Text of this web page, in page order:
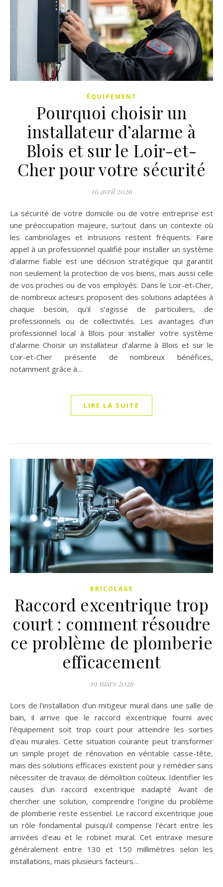
ÉQUIPEMENT
Pourquoi choisir un
installateur d’alarme à
Blois et sur le Loir-et-
Cher pour votre sécurité
16 avril 2026
La sécurité de votre domicile ou de votre entreprise est
une préoccupation majeure, surtout dans un contexte où
les cambriolages et intrusions restent fréquents. Faire
appel à un professionnel qualifié pour installer un système
d’alarme fiable est une décision stratégique qui garantit
non seulement la protection de vos biens, mais aussi celle
de vos proches ou de vos employés. Dans le Loir-et-Cher,
de nombreux acteurs proposent des solutions adaptées à
chaque besoin, qu’il s’agisse de particuliers, de
professionnels ou de collectivités. Les avantages d’un
professionnel local à Blois pour installer votre système
d’alarme Choisir un installateur d’alarme à Blois et sur le
Loir-et-Cher présente de nombreux bénéfices,
notamment grâce à…
LIRE LA SUITE
BRICOLAGE
Raccord excentrique trop
court : comment résoudre
ce problème de plomberie
efficacement
19 mars 2026
Lors de l'installation d'un mitigeur mural dans une salle de
bain, il arrive que le raccord excentrique fourni avec
l'équipement soit trop court pour atteindre les sorties
d'eau murales. Cette situation courante peut transformer
un simple projet de rénovation en véritable casse-tête,
mais des solutions efficaces existent pour y remédier sans
nécessiter de travaux de démolition coûteux. Identifier les
causes d'un raccord excentrique inadapté Avant de
chercher une solution, comprendre l'origine du problème
de plomberie reste essentiel. Le raccord excentrique joue
un rôle fondamental puisqu'il compense l'écart entre les
arrivées d'eau et le robinet mural. Cet entraxe mesure
généralement entre 130 et 150 millimètres selon les
installations, mais plusieurs facteurs…